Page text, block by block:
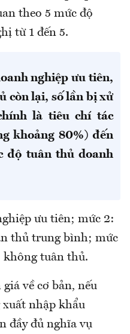
theo 5 mức độ
từ 1 đến 5.
nghiệp ưu tiên,
còn lại, số lần bị xử
là tiêu chí tác
khoảng 80%) đến
độ tuân thủ doanh
ưu tiên; mức 2:
thủ trung bình; mức
tuân thủ.
về cơ bản, nếu
nhập khẩu
đầy đủ nghĩa vụ